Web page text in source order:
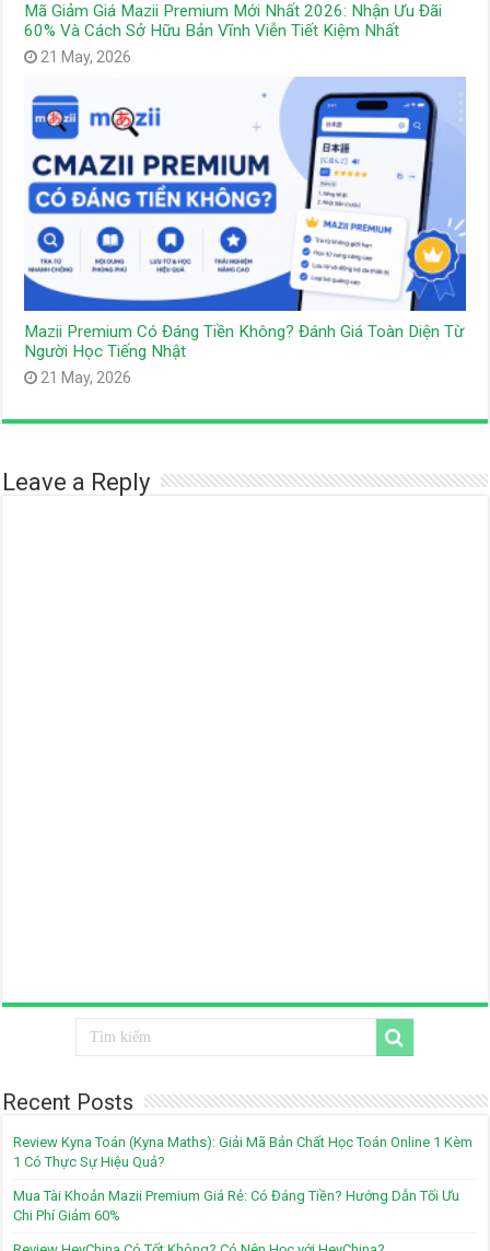
Mã Giảm Giá Mazii Premium Mới Nhất 2026: Nhận Ưu Đãi
60% Và Cách Sở Hữu Bản Vĩnh Viễn Tiết Kiệm Nhất
21 May, 2026
Mazii Premium Có Đáng Tiền Không? Đánh Giá Toàn Diện Từ
Người Học Tiếng Nhật
21 May, 2026
Leave a Reply
Recent Posts
Review Kyna Toán (Kyna Maths): Giải Mã Bản Chất Học Toán Online 1 Kèm
1 Có Thực Sự Hiệu Quả?
Mua Tài Khoản Mazii Premium Giá Rẻ: Có Đáng Tiền? Hướng Dẫn Tối Ưu
Chi Phí Giảm 60%